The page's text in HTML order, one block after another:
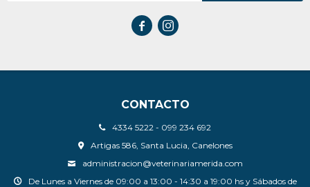
CONTACTO
4334 5222 - 099 234 692
Artigas 586, Santa Lucia, Canelones
administracion@veterinariamerida.com
De Lunes a Viernes de 09:00 a 13:00 - 14:30 a 19:00 hs y Sábados de
 